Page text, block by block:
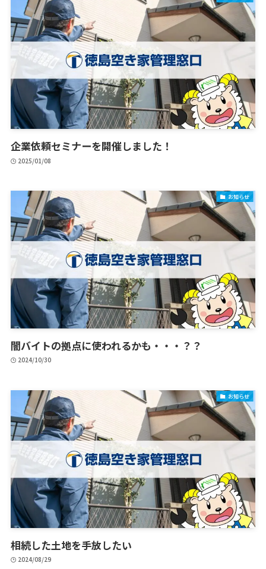
企業依頼セミナーを開催しました！
2025/01/08
お知らせ
闇バイトの拠点に使われるかも・・・？？
2024/10/30
お知らせ
相続した土地を手放したい
2024/08/29